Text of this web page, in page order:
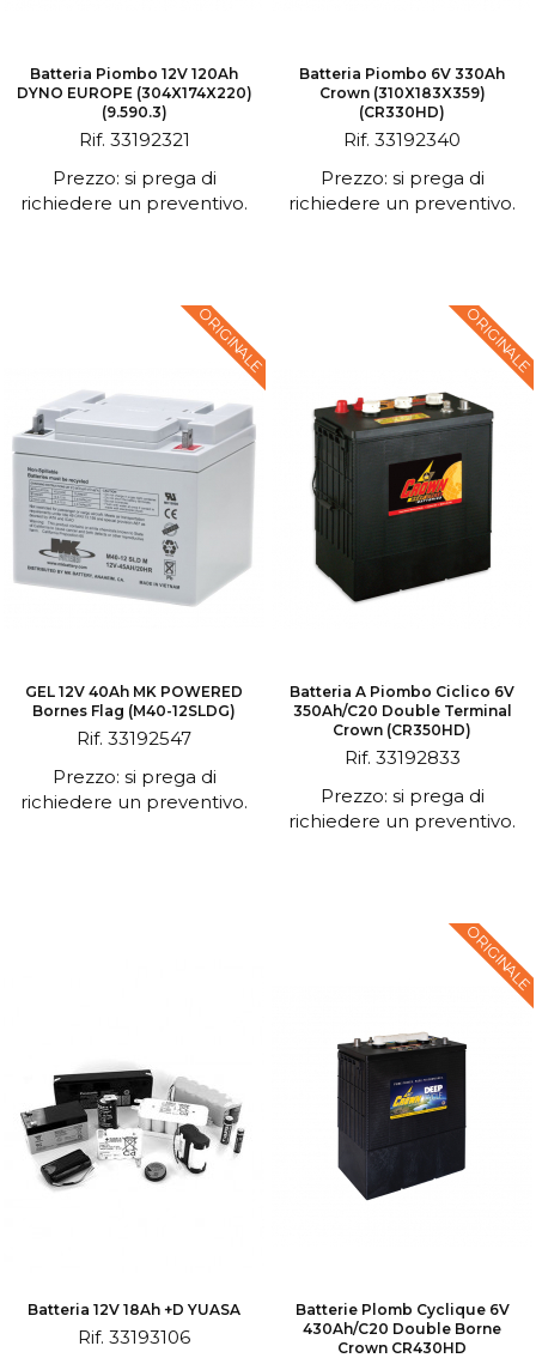
Batteria Piombo 12V 120Ah
DYNO EUROPE (304X174X220)
(9.590.3)
Rif. 33192321
Prezzo: si prega di
richiedere un preventivo.
Batteria Piombo 6V 330Ah
Crown (310X183X359)
(CR330HD)
Rif. 33192340
Prezzo: si prega di
richiedere un preventivo.
ORIGINALE
GEL 12V 40Ah MK POWERED
Bornes Flag (M40-12SLDG)
Rif. 33192547
Prezzo: si prega di
richiedere un preventivo.
ORIGINALE
Batteria A Piombo Ciclico 6V
350Ah/C20 Double Terminal
Crown (CR350HD)
Rif. 33192833
Prezzo: si prega di
richiedere un preventivo.
Batteria 12V 18Ah +D YUASA
Rif. 33193106
ORIGINALE
Batterie Plomb Cyclique 6V
430Ah/C20 Double Borne
Crown CR430HD